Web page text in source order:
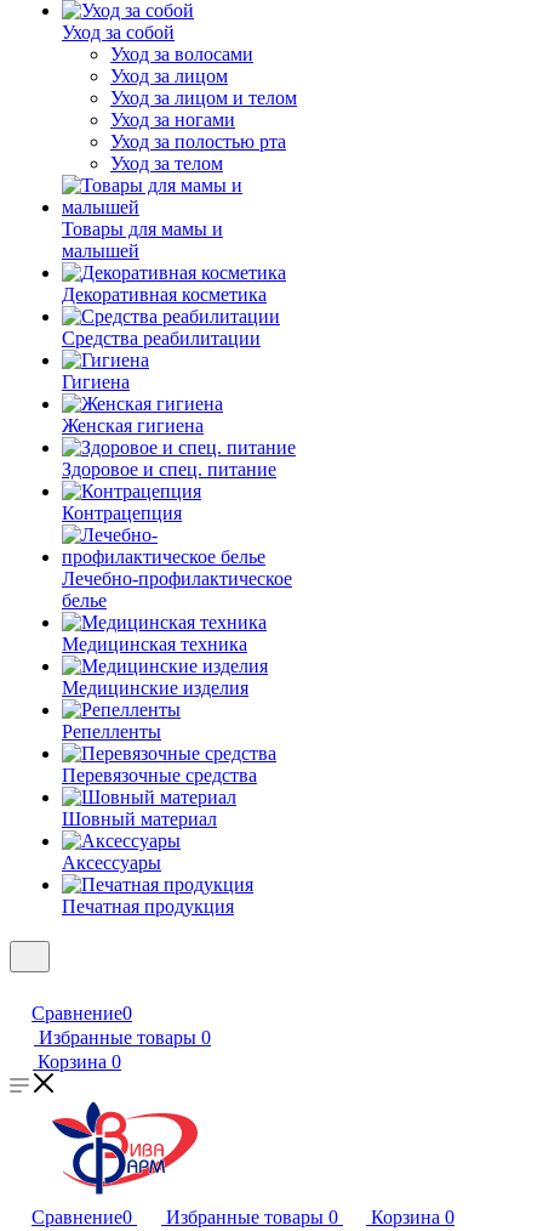
Уход за собой
Уход за волосами
Уход за лицом
Уход за лицом и телом
Уход за ногами
Уход за полостью рта
Уход за телом
Товары для мамы и
малышей
Декоративная косметика
Средства реабилитации
Гигиена
Женская гигиена
Здоровое и спец. питание
Контрацепция
Лечебно-профилактическое
белье
Медицинская техника
Медицинские изделия
Репелленты
Перевязочные средства
Шовный материал
Аксессуары
Печатная продукция
Сравнение0
Избранные товары 0
Корзина 0
Сравнение0 Избранные товары 0 Корзина 0